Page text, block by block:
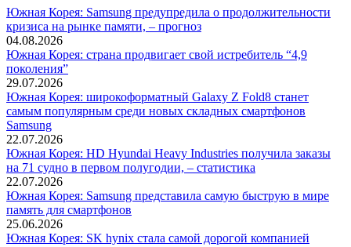
Южная Корея: Samsung предупредила о продолжительности
кризиса на рынке памяти, – прогноз
04.08.2026
Южная Корея: страна продвигает свой истребитель “4,9
поколения”
29.07.2026
Южная Корея: широкоформатный Galaxy Z Fold8 станет
самым популярным среди новых складных смартфонов
Samsung
22.07.2026
Южная Корея: HD Hyundai Heavy Industries получила заказы
на 71 судно в первом полугодии, – статистика
22.07.2026
Южная Корея: Samsung представила самую быструю в мире
память для смартфонов
25.06.2026
Южная Корея: SK hynix стала самой дорогой компанией